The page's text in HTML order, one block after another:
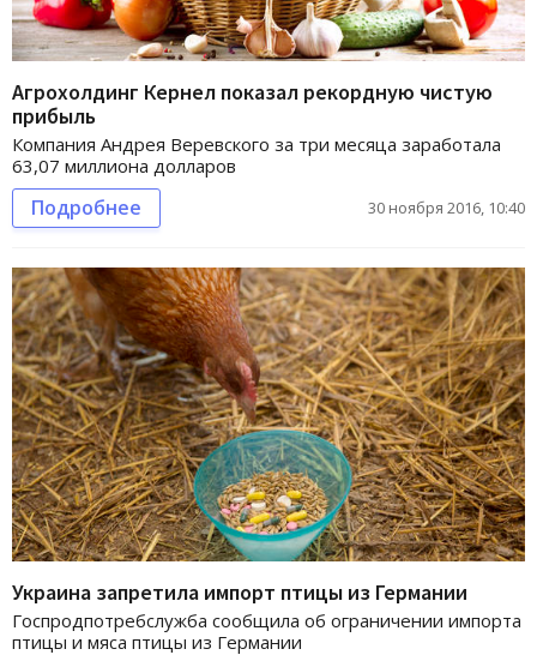
Агрохолдинг Кернел показал рекордную чистую
прибыль
Компания Андрея Веревского за три месяца заработала
63,07 миллиона долларов
Подробнее 30 ноября 2016, 10:40
Украина запретила импорт птицы из Германии
Госпродпотребслужба сообщила об ограничении импорта
птицы и мяса птицы из Германии